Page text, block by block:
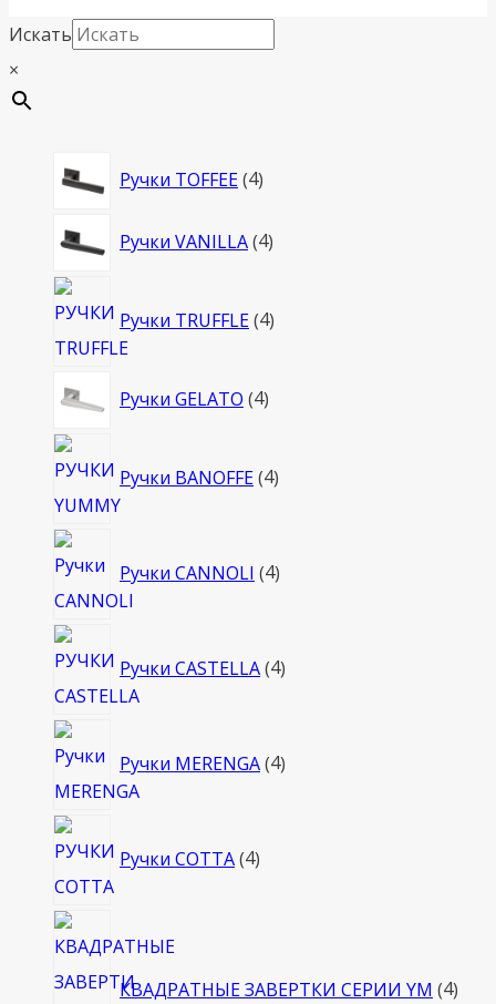
Искать
×
Ручки TOFFEE 44
Ручки VANILLA 44
Ручки TRUFFLE 4товара
Ручки GELATO 44
Ручки BANOFFE 4товара
Ручки CANNOLI 4товара
Ручки CASTELLA 4товара
Ручки MERENGA 4товара
Ручки COTTA 4товара
КВАДРАТНЫЕ ЗАВЕРТКИ СЕРИИ YM 4